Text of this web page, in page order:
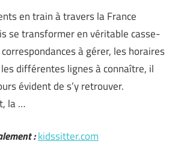
en train à travers la France
se transformer en véritable casse-
à gérer, les horaires
différentes lignes à connaître, il
évident de s’y retrouver.
la …
:kidssitter.com